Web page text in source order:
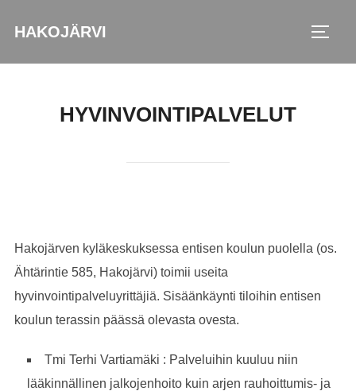
HAKOJÄRVI
HYVINVOINTIPALVELUT
Hakojärven kyläkeskuksessa entisen koulun puolella (os.
Ähtärintie 585, Hakojärvi) toimii useita
hyvinvointipalveluyrittäjiä. Sisäänkäynti tiloihin entisen
koulun terassin päässä olevasta ovesta.
Tmi Terhi Vartiamäki : Palveluihin kuuluu niin
lääkinnällinen jalkojenhoito kuin arjen rauhoittumis- ja